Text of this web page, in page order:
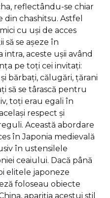
reflectându-se chiar
chashitsu. Astfel
cu uși de acces
să se așeze în
aceste ușii având
pe toți cei invitați:
bărbați, călugări, țărani
să se târască pentru
toți erau egali în
respect și
Această abordare
în Japonia medievală
în ustensilele
ceaiului. Dacă până
elitele japoneze
foloseau obiecte
apariția acestui stil